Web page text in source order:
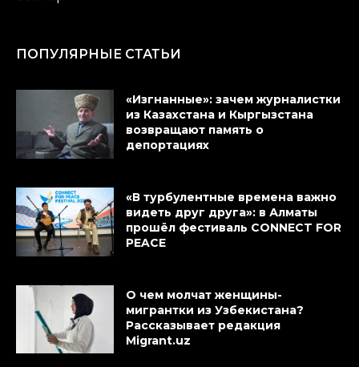
ПОПУЛЯРНЫЕ СТАТЬИ
«Изгнанные»: зачем журналистки
из Казахстана и Кыргызстана
возвращают память о
депортациях
«В турбулентные времена важно
видеть друг друга»: в Алматы
прошёл фестиваль CONNECT FOR
PEACE
О чем молчат женщины-
мигрантки из Узбекистана?
Рассказывает редакция
Migrant.uz